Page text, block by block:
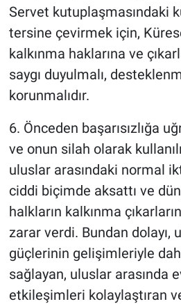
Servet kutuplaşmasındaki
tersine çevirmek için,
kalkınma haklarına ve
saygı duyulmalı,
korunmalıdır.
6. Önceden başarısızlığa
ve onun silah olarak
uluslar arasındaki normal
ciddi biçimde aksattı ve
halkların kalkınma
zarar verdi. Bundan dolayı,
güçlerinin gelişimleriyle
sağlayan, uluslar arasında
etkileşimleri kolaylaştıran